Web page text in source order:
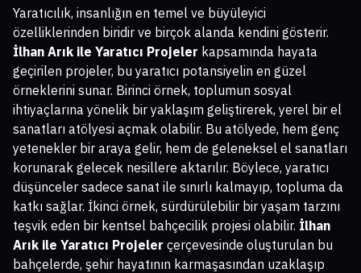
Yaratıcılık, insanlığın en temel ve büyüleyici
özelliklerinden biridir ve birçok alanda kendini gösterir.
İlhan Arık ile Yaratıcı Projeler kapsamında hayata
geçirilen projeler, bu yaratıcı potansiyelin en güzel
örneklerini sunar. Birinci örnek, toplumun sosyal
ihtiyaçlarına yönelik bir yaklaşım geliştirerek, yerel bir el
sanatları atölyesi açmak olabilir. Bu atölyede, hem genç
yetenekler bir araya gelir, hem de geleneksel el sanatları
korunarak gelecek nesillere aktarılır. Böylece, yaratıcı
düşünceler sadece sanat ile sınırlı kalmayıp, topluma da
katkı sağlar. İkinci örnek, sürdürülebilir bir yaşam tarzını
teşvik eden bir kentsel bahçecilik projesi olabilir. İlhan
Arık ile Yaratıcı Projeler çerçevesinde oluşturulan bu
bahçelerde, şehir hayatının karmaşasından uzaklaşıp